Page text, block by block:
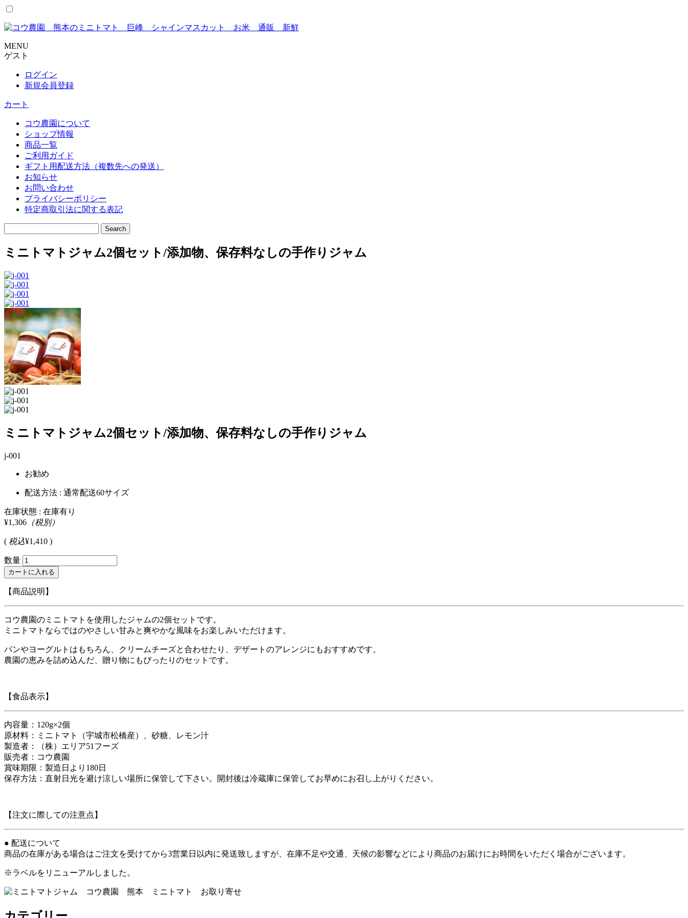
コ
テ
ツ
に
プ
MENU
ゲスト
ログイン
新規会員登録
カート
コウ農園について
ショップ情報
商品一覧
ご利用ガイド
ギフト用配送方法（複数先への発送）
お知らせ
お問い合わせ
プライバシーポリシー
特定商取引法に関する表記
ミニトマトジャム2個セット/添加物、保存料なしの手作りジャム
ミニトマトジャム2個セット/添加物、保存料なしの手作りジャム
j-001
お勧め
配送方法 : 通常配送60サイズ
在庫状態 : 在庫有り
¥1,306 （税別）
( 税込¥1,410 )
数量
【商品説明】
コウ農園のミニトマトを使用したジャムの2個セットです。
ミニトマトならではのやさしい甘みと爽やかな風味をお楽しみいただけます。
パンやヨーグルトはもちろん、クリームチーズと合わせたり、デザートのアレンジにもおすすめです。
農園の恵みを詰め込んだ、贈り物にもぴったりのセットです。
【食品表示】
内容量：120g×2個
原材料：ミニトマト（宇城市松橋産）、砂糖、レモン汁
製造者：（株）エリア51フーズ
販売者：コウ農園
賞味期限：製造日より180日
保存方法：直射日光を避け涼しい場所に保管して下さい。開封後は冷蔵庫に保管してお早めにお召し上がりください。
【注文に際しての注意点】
● 配送について
商品の在庫がある場合はご注文を受けてから3営業日以内に発送致しますが、在庫不足や交通、天候の影響などにより商品のお届けにお時間をいただく場合がございます。
※ラベルをリニューアルしました。